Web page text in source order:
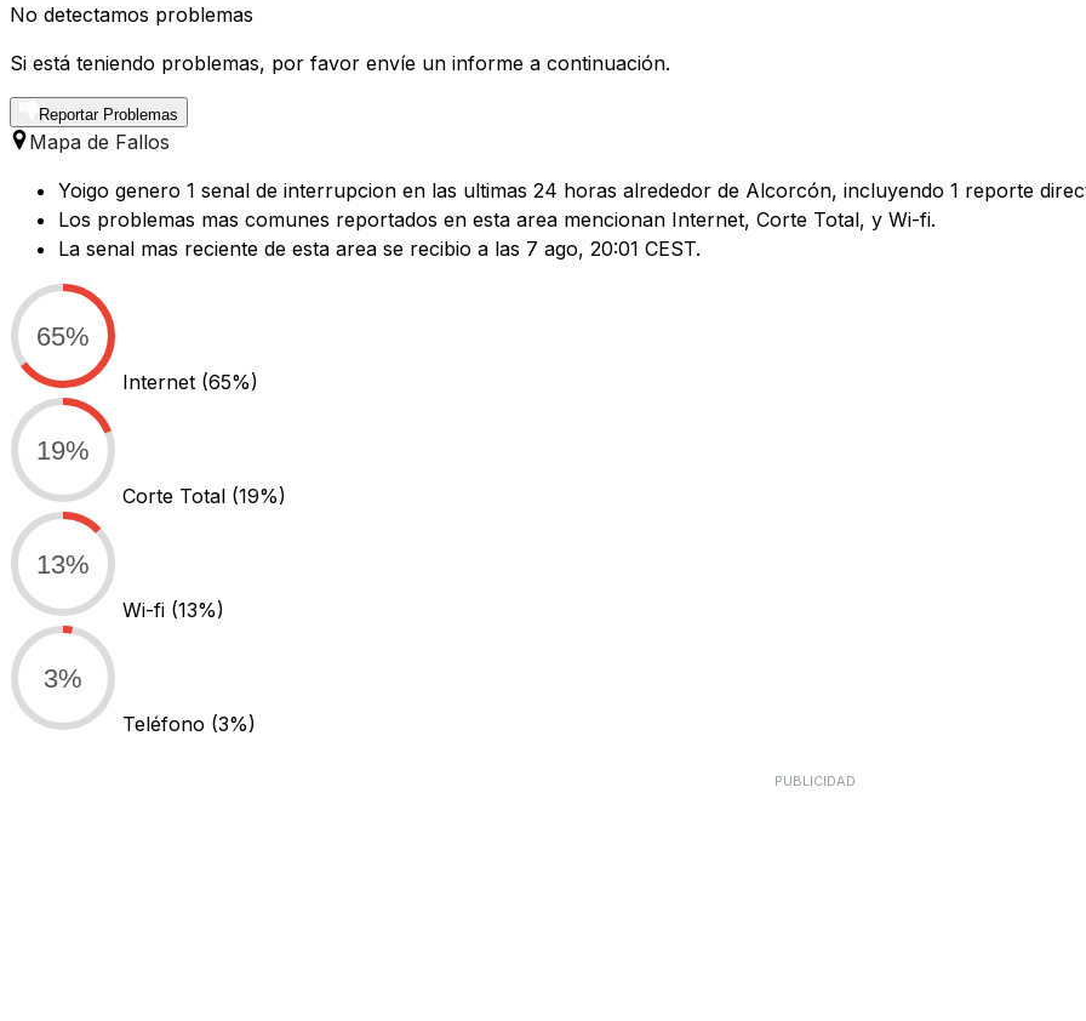
No detectamos problemas
Si está teniendo problemas, por favor envíe un informe a continuación.
Reportar Problemas
Mapa de Fallos
Yoigo genero 1 senal de interrupcion en las ultimas 24 horas alrededor de Alcorcón, incluyendo 1 reporte
Los problemas mas comunes reportados en esta area mencionan Internet, Corte Total, y Wi-fi.
La senal mas reciente de esta area se recibio a las 7 ago, 20:01 CEST.
65%
Internet (65%)
19%
Corte Total (19%)
13%
Wi-fi (13%)
3%
Teléfono (3%)
PUBLICIDAD